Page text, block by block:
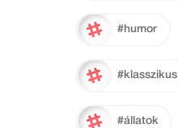
#humor
#klasszikus
#állatok